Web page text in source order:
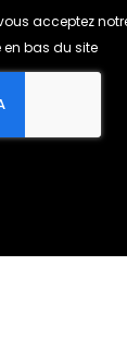
acceptez
bas du site